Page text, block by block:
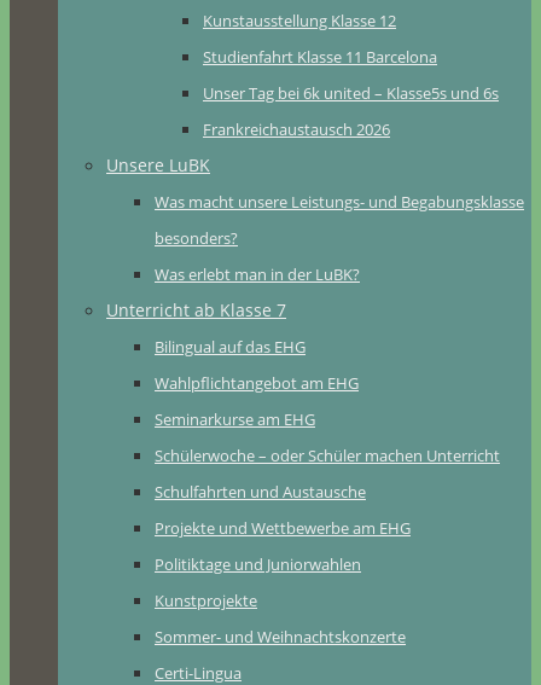
Kunstausstellung Klasse 12
Studienfahrt Klasse 11 Barcelona
Unser Tag bei 6k united – Klasse5s und 6s
Frankreichaustausch 2026
Unsere LuBK
Was macht unsere Leistungs- und Begabungsklasse
besonders?
Was erlebt man in der LuBK?
Unterricht ab Klasse 7
Bilingual auf das EHG
Wahlpflichtangebot am EHG
Seminarkurse am EHG
Schülerwoche – oder Schüler machen Unterricht
Schulfahrten und Austausche
Projekte und Wettbewerbe am EHG
Politiktage und Juniorwahlen
Kunstprojekte
Sommer- und Weihnachtskonzerte
Certi-Lingua